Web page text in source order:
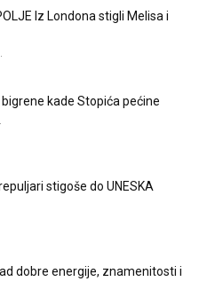
Iz Londona stigli Melisa i
bigrene kade Stopića pećine
stigoše do UNESKA
dobre energije, znamenitosti i